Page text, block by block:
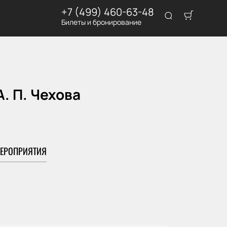
+7 (499) 460-63-48
Билеты и бронирование
П. Чехова